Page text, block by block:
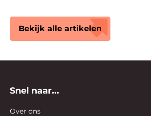
Bekijk alle artikelen
Snel naar...
Over ons